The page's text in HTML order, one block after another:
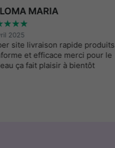
MARIA
★★★
2025
site livraison rapide produits
et efficace merci pour le
ça fait plaisir à bientôt